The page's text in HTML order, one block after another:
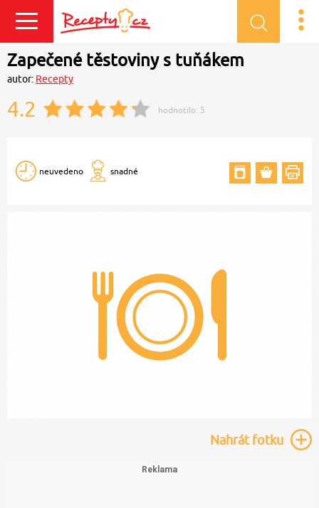
Přihlásit se
Zapečené těstoviny s tuňákem
autor: Recepty
4.2 hodnotilo: 5
neuvedeno snadné
Nahrátfotku